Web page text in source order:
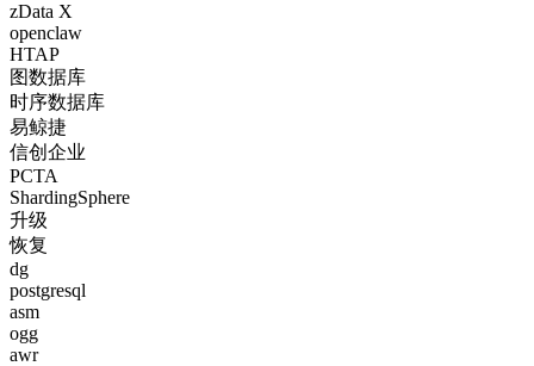
zData X
openclaw
HTAP
图数据库
时序数据库
易鲸捷
信创企业
PCTA
ShardingSphere
升级
恢复
dg
postgresql
asm
ogg
awr